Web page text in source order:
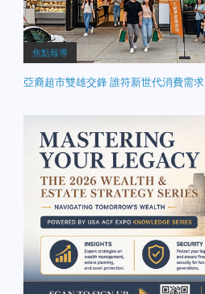
焦點報導
亞裔超市雙雄交鋒 誰符新世代消費需求